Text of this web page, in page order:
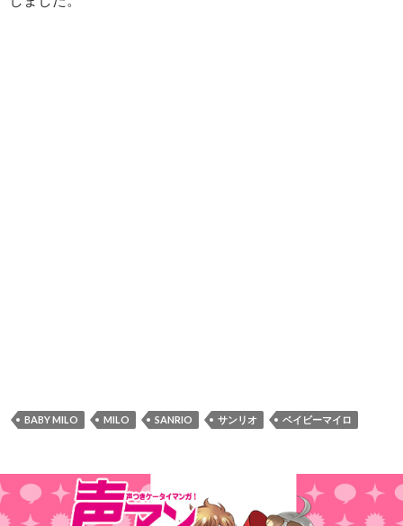
BABY MILO MILO SANRIO サンリオ ベイビーマイロ